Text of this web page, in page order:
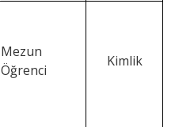
Mezun
Öğrenci
Kimlik